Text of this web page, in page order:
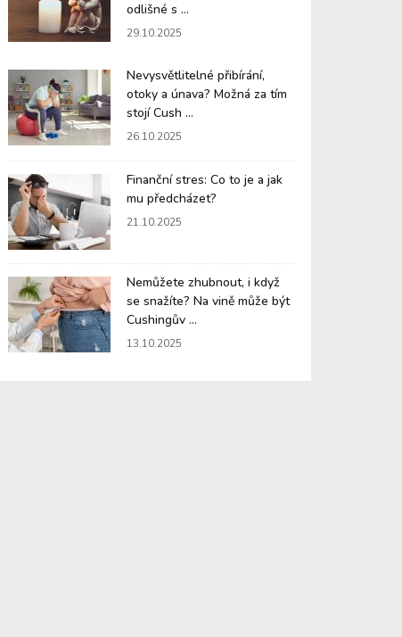
odlišné s ...
29.10.2025
Nevysvětlitelné přibírání,
otoky a únava? Možná za tím
stojí Cush ...
26.10.2025
Finanční stres: Co to je a jak
mu předcházet?
21.10.2025
Nemůžete zhubnout, i když
se snažíte? Na vině může být
Cushingův ...
13.10.2025